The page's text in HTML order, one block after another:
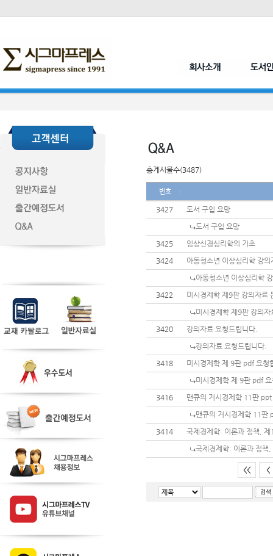
총게시물수(3487)
번호
3427
도서 구입 요망
도서 구입 요망
3425
임상신경심리학의 기초
3424
아동청소년 이상심리학 강의
아동청소년 이상심리학
3422
미시경제학 제9판 강의자료
미시경제학 제9판 강의자
3420
강의자료 요청드립니다.
강의자료 요청드립니다.
3418
미시경제학 제 9판 pdf 요청
미시경제학 제 9판 pdf
3416
맨큐의 거시경제학 11판
맨큐의 거시경제학 11판
3414
국제경제학: 이론과 정책,
국제경제학: 이론과 정
<< <